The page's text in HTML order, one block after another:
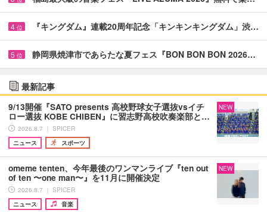
4 位 『キングダム』連載20周年記念「キンキンキングダム」渋…
5 位 静岡県焼津市であらたな夏フェス『BON BON BON 2026…
最新記事
9/13開催『SATO presents 高校野球女子選抜vsイチ
ロー選抜 KOBE CHIBEN』に習志野高校吹奏楽部と…
2026.8.7 ｜ SPICER
ニュース
スポーツ
NEW
omeme tenten、今年最後のワンマンライブ『ten out
of ten 〜one man〜』を11月に開催決定
2026.8.7 ｜ SPICER
ニュース
音楽
NEW